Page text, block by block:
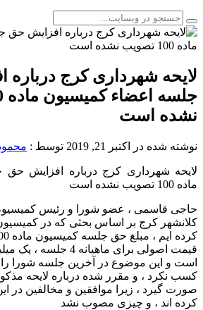
لایحه شهرداری کرج
نشده است
نوشته شده در اکتبر 21, 2019 توسط :
لایحه شهرداری کرج درباره افزایش
ماده 100 تصویب نشده است
حاجی قاسمی ، عضو شورا و رئیس
کلانشهر کرج بر اساس بحثی که در
است و این موضوع در آخرین جلسه شورا
کسب نکرد ، و مقرر شده درباره لایحه
صورت گیرد ، زیرا موافقین و مخالفین در
کرده اند ، و چیزی مصوب نشد